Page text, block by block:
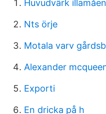
Huvudvärk
Nts örje
Motala varv
Alexander
Exporti
En dricka på h